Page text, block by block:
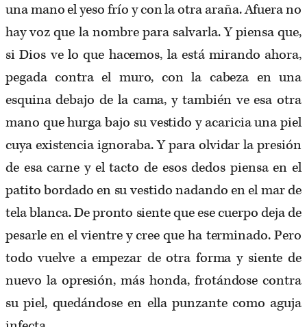
una mano el yeso frío y con la otra araña. Afuera no
hay voz que la nombre para salvarla. Y piensa que,
si Dios ve lo que hacemos, la está mirando ahora,
pegada contra el muro, con la cabeza en una
esquina debajo de la cama, y también ve esa otra
mano que hurga bajo su vestido y acaricia una piel
cuya existencia ignoraba. Y para olvidar la presión
de esa carne y el tacto de esos dedos piensa en el
patito bordado en su vestido nadando en el mar de
tela blanca. De pronto siente que ese cuerpo deja de
pesarle en el vientre y cree que ha terminado. Pero
todo vuelve a empezar de otra forma y siente de
nuevo la opresión, más honda, frotándose contra
su piel, quedándose en ella punzante como aguja